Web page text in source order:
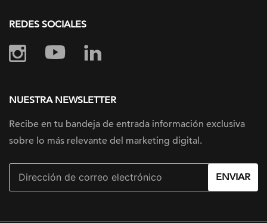
REDES SOCIALES
NUESTRA NEWSLETTER
Recibe en tu bandeja de entrada información exclusiva
sobre lo más relevante del marketing digital.
ENVIAR